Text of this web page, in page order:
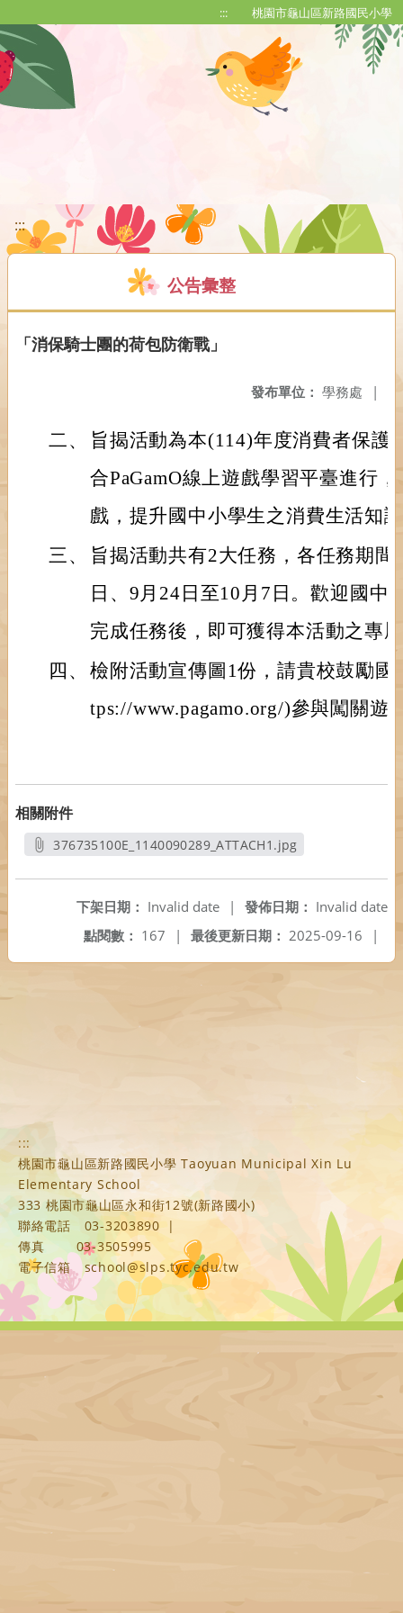
::: 桃園市龜山區新路國民小學
:::
公告彙整
「消保騎士團的荷包防衛戰」
發布單位： 學務處 |
二、
旨揭活動為本(114)年度消費者保護
合PaGamO線上遊戲學習平臺進行
戲，提升國中小學生之消費生活知
三、
旨揭活動共有2大任務，各任務期
日、9月24日至10月7日。歡迎國中
完成任務後，即可獲得本活動之專
四、 檢附活動宣傳圖1份，請貴校鼓勵
tps://www.pagamo.org/)參與闖關遊
相關附件
376735100E_1140090289_ATTACH1.jpg
發佈日期： Invalid date
下架日期： Invalid date
|
最後更新日期： 2025-09-16 |
點閱數： 167 |
:::
桃園市龜山區新路國民小學 Taoyuan Municipal Xin Lu
Elementary School
333 桃園市龜山區永和街12號(新路國小)
聯絡電話
03-3203890
|
傳真
03-3505995
電子信箱
school@slps.tyc.edu.tw